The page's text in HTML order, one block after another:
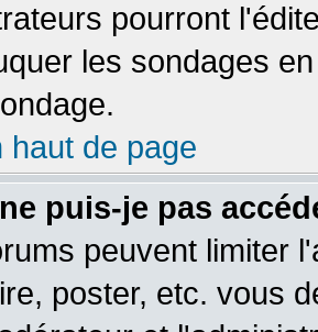
pourront
les sondages
haut de page
puis-je pas
peuvent limiter
poster, etc. vous